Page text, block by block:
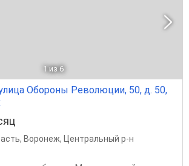
1 из 6
Обороны Революции, 50, д. 50,
, Воронеж, Центральный р-н